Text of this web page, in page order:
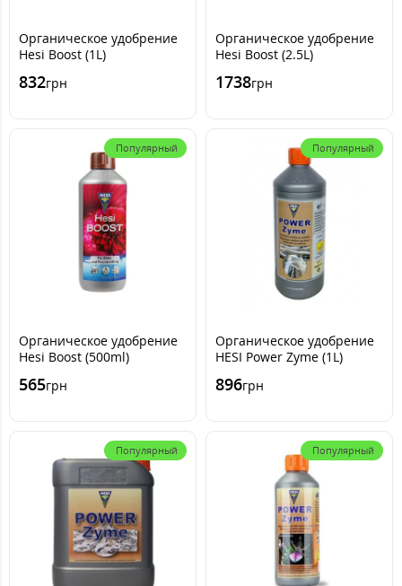
Органическое удобрение
Hesi Boost (1L)
832грн
Органическое удобрение
Hesi Boost (2.5L)
1738грн
Популярный
Органическое удобрение
Hesi Boost (500ml)
565грн
Популярный
Органическое удобрение
HESI Power Zyme (1L)
896грн
Популярный Популярный